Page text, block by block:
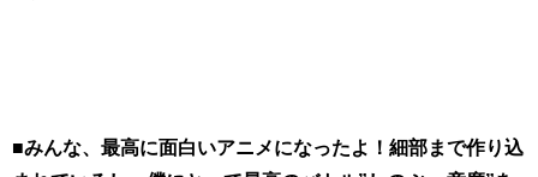
■みんな、最高に面白いアニメになったよ！細部まで作り込